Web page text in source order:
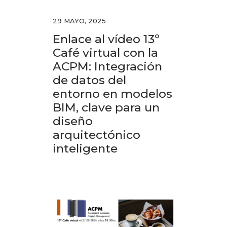
29 MAYO, 2025
Enlace al vídeo 13º
Café virtual con la
ACPM: Integración
de datos del
entorno en modelos
BIM, clave para un
diseño
arquitectónico
inteligente